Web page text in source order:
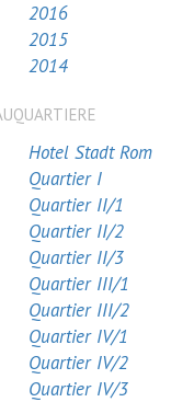
2016
2015
2014
Hotel Stadt Rom
Quartier I
Quartier II/1
Quartier II/2
Quartier II/3
Quartier III/1
Quartier III/2
Quartier IV/1
Quartier IV/2
Quartier IV/3